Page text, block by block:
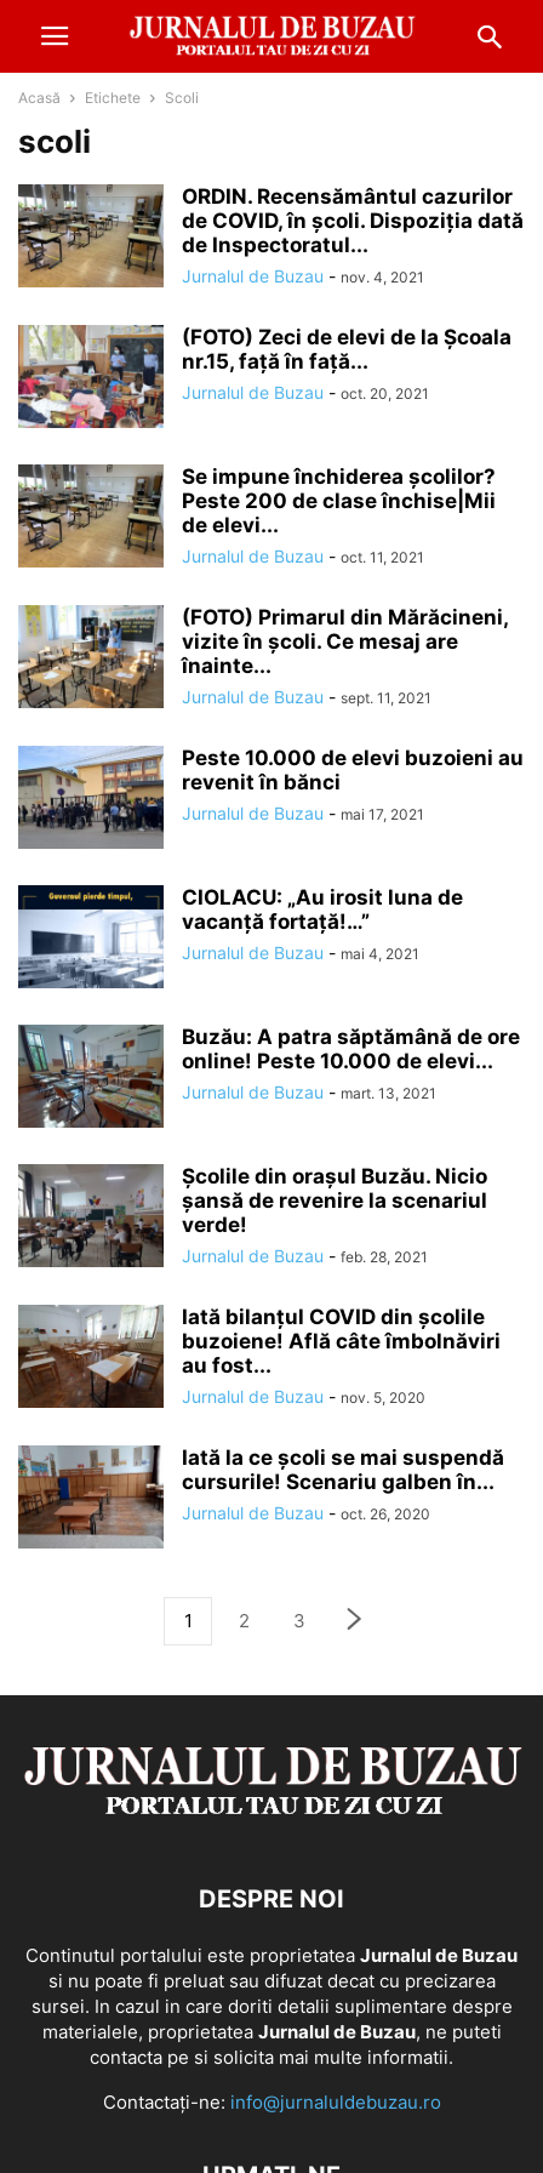
Acasă Etichete Scoli
scoli
ORDIN. Recensământul cazurilor
de COVID, în școli. Dispoziția dată
de Inspectoratul...
Jurnalul de Buzau - nov. 4, 2021
(FOTO) Zeci de elevi de la Școala
nr.15, față în față...
Jurnalul de Buzau - oct. 20, 2021
Se impune închiderea școlilor?
Peste 200 de clase închise|Mii
de elevi...
Jurnalul de Buzau - oct. 11, 2021
(FOTO) Primarul din Mărăcineni,
vizite în școli. Ce mesaj are
înainte...
Jurnalul de Buzau - sept. 11, 2021
Peste 10.000 de elevi buzoieni au
revenit în bănci
Jurnalul de Buzau - mai 17, 2021
CIOLACU: „Au irosit luna de
vacanță fortață!…”
Jurnalul de Buzau - mai 4, 2021
Buzău: A patra săptămână de ore
online! Peste 10.000 de elevi...
Jurnalul de Buzau - mart. 13, 2021
Școlile din orașul Buzău. Nicio
șansă de revenire la scenariul
verde!
Jurnalul de Buzau - feb. 28, 2021
Iată bilanțul COVID din școlile
buzoiene! Află câte îmbolnăviri
au fost...
Jurnalul de Buzau - nov. 5, 2020
Iată la ce școli se mai suspendă
cursurile! Scenariu galben în...
Jurnalul de Buzau - oct. 26, 2020
1 2 3
DESPRE NOI
Continutul portalului este proprietatea Jurnalul de Buzau
si nu poate fi preluat sau difuzat decat cu precizarea
sursei. In cazul in care doriti detalii suplimentare despre
materialele, proprietatea Jurnalul de Buzau, ne puteti
contacta pe si solicita mai multe informatii.
Contactați-ne: info@jurnaluldebuzau.ro